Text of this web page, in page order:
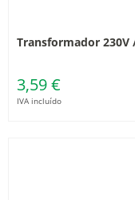
Transformador 230V
3,59 €
IVA incluído